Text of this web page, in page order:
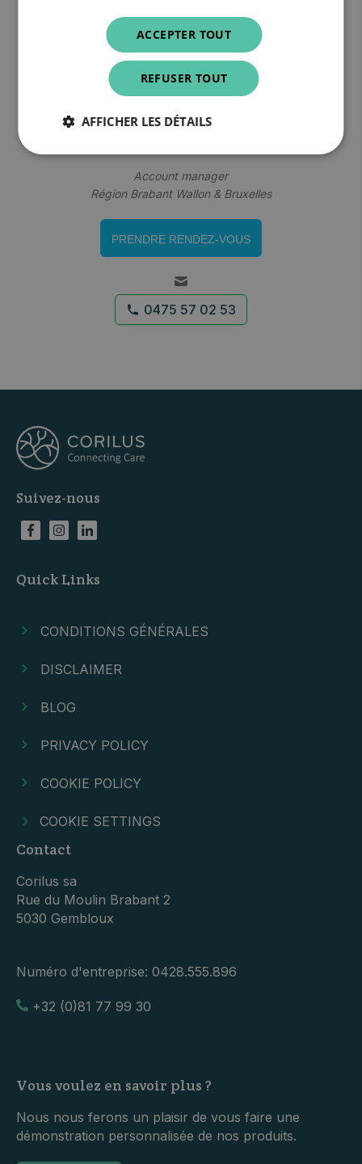
Account manager
Région Brabant Wallon & Bruxelles
PRENDRE RENDEZ-VOUS
0475 57 02 53
Suivez-nous
Quick Links
CONDITIONS GÉNÉRALES
DISCLAIMER
BLOG
PRIVACY POLICY
COOKIE POLICY
COOKIE SETTINGS
Contact
Corilus sa
Rue du Moulin Brabant 2
5030 Gembloux
Numéro d'entreprise: 0428.555.896
+32 (0)81 77 99 30
Vous voulez en savoir plus ?
Nous nous ferons un plaisir de vous faire une
démonstration personnalisée de nos produits.
ACCEPTER TOUT
REFUSER TOUT
AFFICHER LES DÉTAILS